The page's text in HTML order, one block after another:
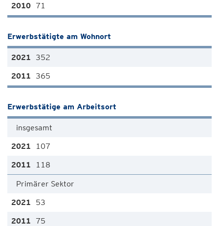
71
Erwerbstätigte am Wohnort
352
365
Erwerbstätige am Arbeitsort
insgesamt
107
118
Primärer Sektor
53
75